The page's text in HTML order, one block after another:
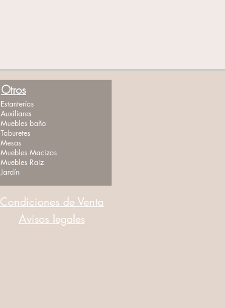
Otros
Estanterías
Auxiliares
Muebles baño
Taburetes
Mesas
Muebles Macizos
Muebles Raiz
Jardín
Condiciones de Venta
Avisos legales